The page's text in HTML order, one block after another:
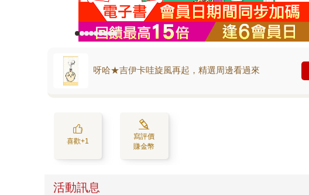
呀哈★吉伊卡哇旋風再起，精選周邊看過來
喜歡+1
寫評價
賺金幣
活動訊息